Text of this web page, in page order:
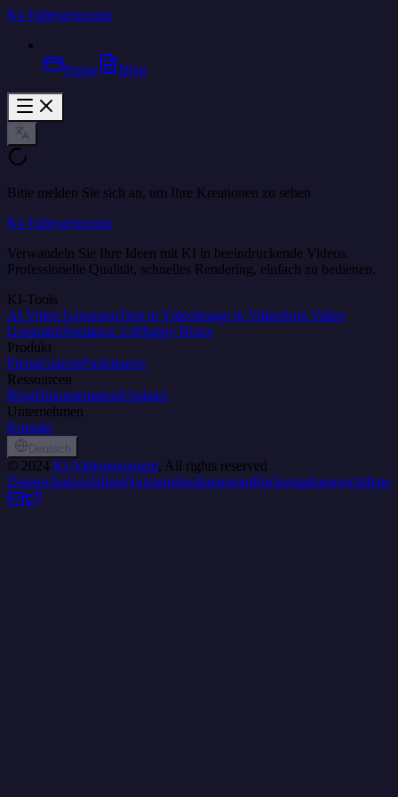
KI-Videogenerator
Preise Blog
Bitte melden Sie sich an, um Ihre Kreationen zu sehen
KI-Videogenerator
Verwandeln Sie Ihre Ideen mit KI in beeindruckende Videos.
Professionelle Qualität, schnelles Rendering, einfach zu bedienen.
KI-Tools
AI Video GeneratorText to VideoImage to VideoSora Video
GeneratorSeedance 2.0Happy Horse
Produkt
PreiseGalerieFunktionen
Ressourcen
BlogDokumentationUpdates
Unternehmen
Kontakt
Deutsch
© 2024 KI-Videogenerator, All rights reserved
DatenschutzrichtlinieNutzungsbedingungenRückerstattungsrichtlinie